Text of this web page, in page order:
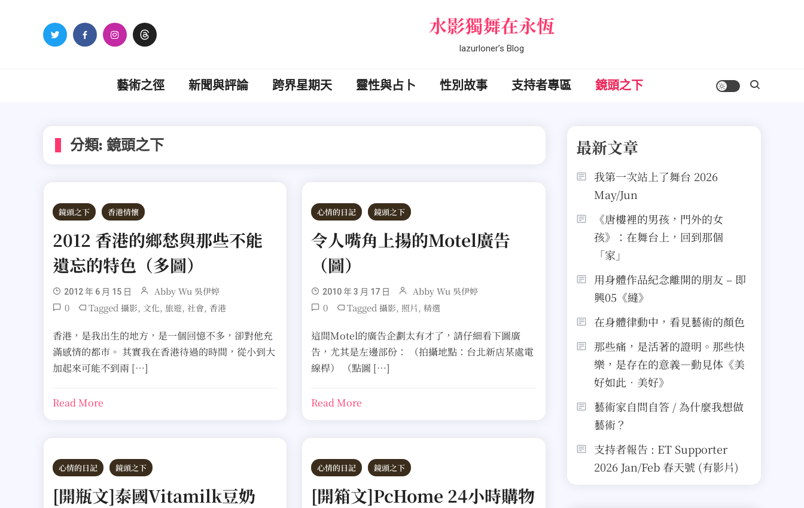
水影獨舞在永恆
lazurloner’s Blog
藝術之徑 新聞與評論 跨界星期天 靈性與占卜 性別故事 支持者專區 鏡頭之下
分類: 鏡頭之下
鏡頭之下 香港情懷
2012 香港的鄉愁與那些不能
遺忘的特色（多圖）
2012 年 6 月 15 日 Abby Wu 吳伊婷
0 Tagged 攝影, 文化, 旅遊, 社會, 香港
香港，是我出生的地方，是一個回憶不多，卻對他充
滿感情的都市。 其實我在香港待過的時間，從小到大
加起來可能不到兩 […]
Read More
心情的日記 鏡頭之下
令人嘴角上揚的Motel廣告
（圖）
2010 年 3 月 17 日 Abby Wu 吳伊婷
0 Tagged攝影, 照片 ,精選
這間Motel的廣告企劃太有才了，請仔細看下圖廣
告，尤其是左邊部份： （拍攝地點：台北新店某處電
線桿） （點圖 […]
Read More
心情的日記 鏡頭之下
[開瓶文]泰國Vitamilk豆奶
心情的日記 鏡頭之下
[開箱文]PcHome 24小時購物
最新文章
我第一次站上了舞台 2026
May/Jun
《唐樓裡的男孩，門外的女
孩》：在舞台上，回到那個
「家」
用身體作品紀念離開的朋友 – 即
興05《縫》
在身體律動中，看見藝術的顏色
那些痛，是活著的證明。那些快
樂，是存在的意義—動見体《美
好如此．美好》
藝術家自問自答 / 為什麼我想做
藝術？
支持者報告 : ET Supporter
2026 Jan/Feb 春天號 (有影片)